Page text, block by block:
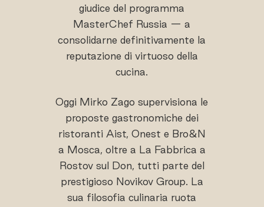
giudice del programma
MasterChef Russia — a
consolidarne definitivamente la
reputazione di virtuoso della
cucina.
Oggi Mirko Zago supervisiona le
proposte gastronomiche dei
ristoranti Aist, Onest e Bro&N
a Mosca, oltre a La Fabbrica a
Rostov sul Don, tutti parte del
prestigioso Novikov Group. La
sua filosofia culinaria ruota